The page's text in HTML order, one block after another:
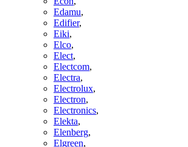
Edamu,
Edifier,
Eiki,
Elco,
Elect,
Electcom,
Electra,
Electrolux,
Electron,
Electronics,
Elekta,
Elenberg,
Elgreen,